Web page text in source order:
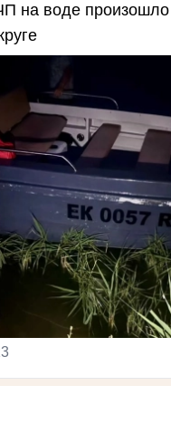
на воде